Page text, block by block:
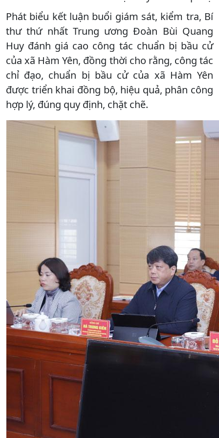
Phát biểu kết luận buổi giám sát, kiểm tra, Bí
thư thứ nhất Trung ương Đoàn Bùi Quang
Huy đánh giá cao công tác chuẩn bị bầu cử
của xã Hàm Yên, đồng thời cho rằng, công tác
chỉ đạo, chuẩn bị bầu cử của xã Hàm Yên
được triển khai đồng bộ, hiệu quả, phân công
hợp lý, đúng quy định, chặt chẽ.